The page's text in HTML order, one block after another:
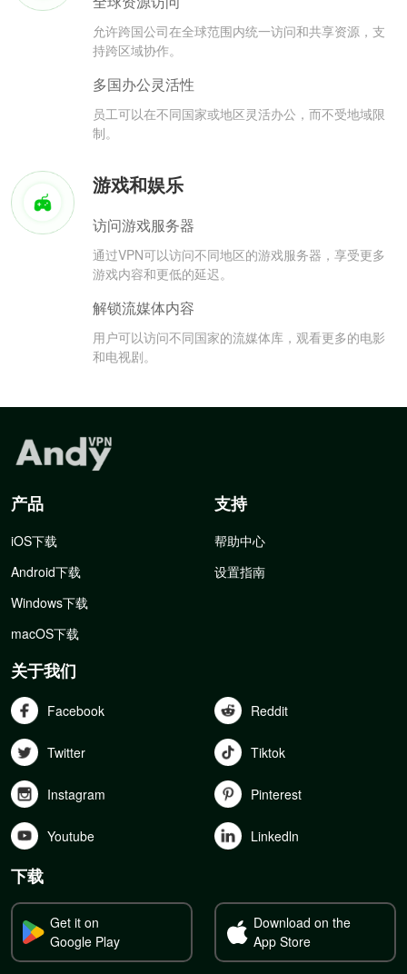
允许跨国公司在全球范围内统一访问和共享资源，支
持跨区域协作。
多国办公灵活性
员工可以在不同国家或地区灵活办公，而不受地域限
制。
游戏和娱乐
访问游戏服务器
通过VPN可以访问不同地区的游戏服务器，享受更多
游戏内容和更低的延迟。
解锁流媒体内容
用户可以访问不同国家的流媒体库，观看更多的电影
和电视剧。
产品
iOS下载
Android下载
Windows下载
macOS下载
支持
帮助中心
设置指南
关于我们
Facebook Reddit
Twitter Tiktok
Instagram Pinterest
Youtube Linkedln
下载
Get it on
Google Play
Download on the
App Store